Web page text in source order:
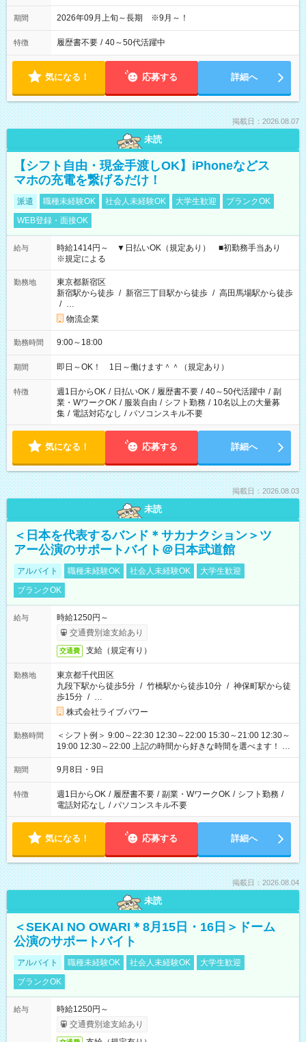
期間 2026年09月上旬～長期 ※9月～！
特徴 履歴書不要 / 40～50代活躍中
気になる！ 応募する 詳細へ
掲載日：2026.08.07
未読
【シフト自由・現金手渡しOK】iPhoneなどス
マホの充電を繋げるだけ！
派遣 職種未経験OK 社会人未経験OK 大学生歓迎
ブランクOK
WEB登録・面接OK
給与
時給1414円～ ▼日払いOK（規定あり） ■初勤務手当あり
※規定による
勤務地
東京都新宿区
新宿駅から徒歩 / 新宿三丁目駅から徒歩 / 高田馬場駅から徒歩
/ …
物流企業
勤務時間 9:00～18:00
期間 即日～OK！ 1日～働けます＾＾（規定あり）
特徴 週1日からOK / 日払いOK / 履歴書不要 / 40～50代活躍中 / 副
業・WワークOK / 服装自由 / シフト勤務 / 10名以上の大量募
集 / 電話対応なし / パソコンスキル不要
気になる！ 応募する 詳細へ
掲載日：2026.08.03
未読
＜日本を代表するバンド＊サカナクション＞ツ
アー公演のサポートバイト＠日本武道館
アルバイト 職種未経験OK 社会人未経験OK
大学生歓迎
ブランクOK
給与
時給1250円～
交通費別途支給あり
交通費 支給（規定有り）
勤務地
東京都千代田区
九段下駅から徒歩5分 / 竹橋駅から徒歩10分 / 神保町駅から徒
歩15分 / …
株式会社ライブパワー
勤務時間
＜シフト例＞ 9:00～22:30 12:30～22:00 15:30～21:00 12:30～
19:00 12:30～22:00 上記の時間から好きな時間を選べます！ ※
時間は変更となる可能性があります
期間 9月8日・9日
特徴 週1日からOK / 履歴書不要 / 副業・WワークOK / シフト勤務 /
電話対応なし / パソコンスキル不要
気になる！ 応募する 詳細へ
掲載日：2026.08.04
未読
＜SEKAI NO OWARI＊8月15日・16日＞ドーム
公演のサポートバイト
アルバイト 職種未経験OK 社会人未経験OK
大学生歓迎
ブランクOK
給与
時給1250円～
交通費別途支給あり